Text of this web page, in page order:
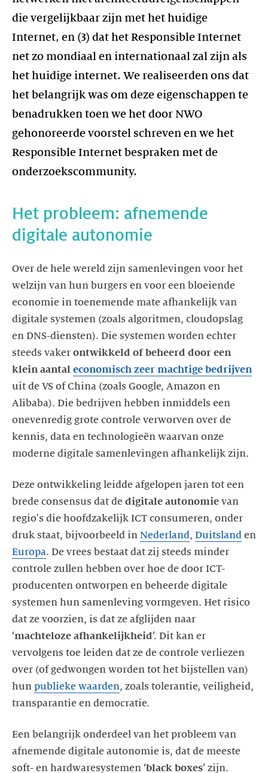
die vergelijkbaar zijn met het huidige
Internet, en (3) dat het Responsible Internet
net zo mondiaal en internationaal zal zijn als
het huidige internet. We realiseerden ons dat
het belangrijk was om deze eigenschappen te
benadrukken toen we het door NWO
gehonoreerde voorstel schreven en we het
Responsible Internet bespraken met de
onderzoekscommunity.
Het probleem: afnemende
digitale autonomie
Over de hele wereld zijn samenlevingen voor het
welzijn van hun burgers en voor een bloeiende
economie in toenemende mate afhankelijk van
digitale systemen (zoals algoritmen, cloudopslag
en DNS-diensten). Die systemen worden echter
steeds vaker ontwikkeld of beheerd door een
klein aantal economisch zeer machtige bedrijven
uit de VS of China (zoals Google, Amazon en
Alibaba). Die bedrijven hebben inmiddels een
onevenredig grote controle verworven over de
kennis, data en technologieën waarvan onze
moderne digitale samenlevingen afhankelijk zijn.
Deze ontwikkeling leidde afgelopen jaren tot een
brede consensus dat de digitale autonomie van
regio's die hoofdzakelijk ICT consumeren, onder
druk staat, bijvoorbeeld in Nederland, Duitsland en
Europa. De vrees bestaat dat zij steeds minder
controle zullen hebben over hoe de door ICT-
producenten ontworpen en beheerde digitale
systemen hun samenleving vormgeven. Het risico
dat ze voorzien, is dat ze afglijden naar
‘machteloze afhankelijkheid’. Dit kan er
vervolgens toe leiden dat ze de controle verliezen
over (of gedwongen worden tot het bijstellen van)
hun publieke waarden, zoals tolerantie, veiligheid,
transparantie en democratie.
Een belangrijk onderdeel van het probleem van
afnemende digitale autonomie is, dat de meeste
soft- en hardwaresystemen ‘black boxes’ zijn.